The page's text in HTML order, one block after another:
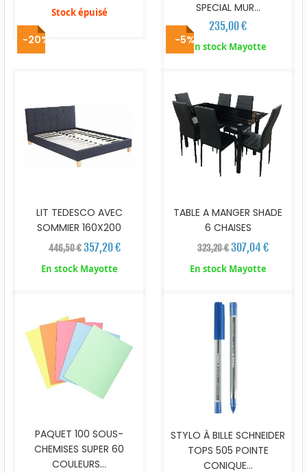
Stock épuisé
SPECIAL MUR...
235,00 €
En stock Mayotte
-20%
LIT TEDESCO AVEC
SOMMIER 160X200
446,50 € 357,20 €
En stock Mayotte
-5%
TABLE A MANGER SHADE
6 CHAISES
323,20 €307,04 €
En stock Mayotte
PAQUET 100 SOUS-
CHEMISES SUPER 60
COULEURS...
STYLO À BILLE SCHNEIDER
TOPS 505 POINTE
CONIQUE...